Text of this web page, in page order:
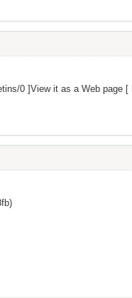
0 ]View it as a Web page [